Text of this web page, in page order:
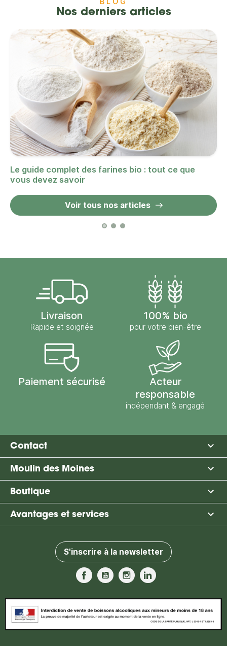
Nos derniers articles
Le guide complet des farines bio : tout ce que
vous devez savoir
Voir tous nos articles
Livraison
Rapide et soignée
100% bio
pour votre bien-être
Paiement sécurisé
Acteur
responsable
indépendant & engagé
Contact 
Moulin des Moines 
Boutique 
Avantages et services 
S'inscrire à la newsletter
Facebook
YouTubeInstagram
LinkedIn